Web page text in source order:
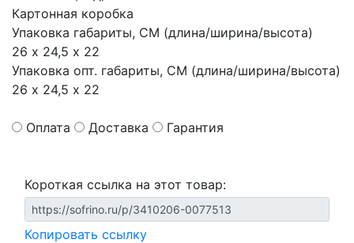
Картонная коробка
Упаковка габариты, СМ (длина/ширина/высота)
26 х 24,5 х 22
Упаковка опт. габариты, СМ (длина/ширина/высота)
26 х 24,5 х 22
Оплата Доставка Гарантия
Короткая ссылка на этот товар:
Копировать ссылку